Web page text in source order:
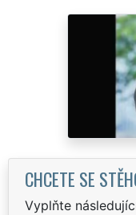
CHCETE SE
Vyplňte